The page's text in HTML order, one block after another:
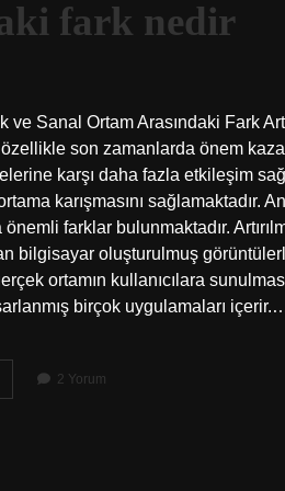
fark nedir
ve Sanal Ortam Arasındaki Fark
son zamanlarda önem
karşı daha fazla etkileşim
karışmasını
farklar bulunmaktadır.
bilgisayar oluşturulmuş
ortamın kullanıcılara
birçok uygulamaları
2 Yorum